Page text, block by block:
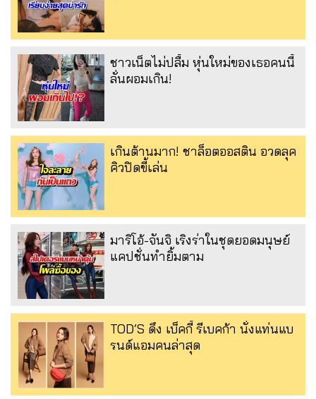
ชาวเน็ตไม่ปลื้ม หุ่นใหม่ของเธอคนนี้
ลั่นผอมเกิน!
เกินต้านมาก! ชาล็อตออสติน อวดลุค
คิวปิดขี้เล่น
มาริโอ้-จันจิ เริงร่าในชุดยอดมนุษย์
แคปชั่นทำยิ้มตาม
TOD’S ดึง เบ็คกี้ รีเบคก้า นั่งแท่นแบ
รนด์แอมคนล่าสุด